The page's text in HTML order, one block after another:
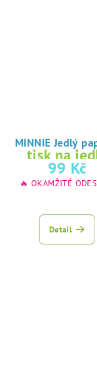
MINNIE Jedlý
tisk na
papír
99 Kč
🔥 OKAMŽITÉ
Detail